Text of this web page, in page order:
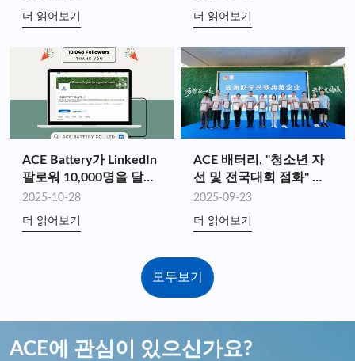
효과 선보여
더 읽어보기 더 읽어보기
ACE Battery가 LinkedIn
팔로워 10,000명을 달성
했습니다!
2025-10-28
더 읽어보기
ACE 배터리, "청소년 자
선 및 전국대회 점화" 자
선 하이킹 지원
2025-09-23
더 읽어보기
모두보기
ACE에 관심이 있으신가요?